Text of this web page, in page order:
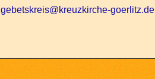
gebetskreis@kreuzkirche-goerlitz.de